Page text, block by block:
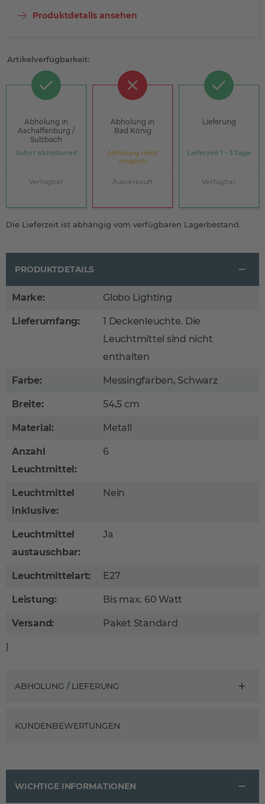
Produktdetails ansehen
Artikelverfügbarkeit:
Abholung in
Aschaffenburg /
Sulzbach
Sofort abholbereit
Verfügbar
Abholung in
Bad König
Abholung nicht
möglich
Ausverkauft
Lieferung
Lieferzeit 1 - 3 Tage
Verfügbar
Die Lieferzeit ist abhängig vom verfügbaren Lagerbestand.
PRODUKTDETAILS
Marke: Globo Lighting
Lieferumfang:
1 Deckenleuchte. Die
Leuchtmittel sind nicht
enthalten
Farbe: Messingfarben, Schwarz
Breite: 54,5 cm
Material: Metall
Anzahl
Leuchtmittel:
6
Leuchtmittel
inklusive:
Nein
Leuchtmittel
austauschbar:
Ja
Leuchtmittelart: E27
Leistung: Bis max. 60 Watt
Versand: Paket Standard
}
ABHOLUNG / LIEFERUNG
KUNDENBEWERTUNGEN
WICHTIGE INFORMATIONEN